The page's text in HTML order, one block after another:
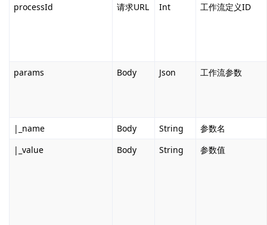
processId 请求URL Int 工作流定义ID
params Body Json 工作流参数
|_name Body String
参数名
|_value
Body String 参数值